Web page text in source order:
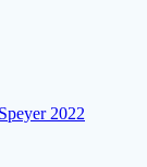
2022